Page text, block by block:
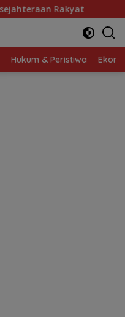
Baru 10 Persen, Aktivasi
Hukum & Peristiwa